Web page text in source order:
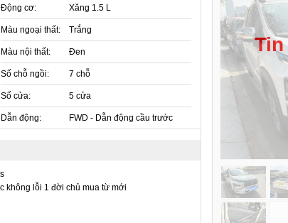
Động cơ: Xăng 1.5 L
Màu ngoại thất: Trắng
Màu nội thất: Đen
Số chỗ ngồi: 7 chỗ
Số cửa: 5 cửa
Dẫn động: FWD - Dẫn động cầu trước
không lỗi 1 đời chủ mua từ mới